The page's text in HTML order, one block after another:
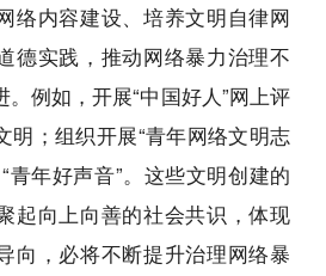
络内容建设、培养文明自律网
德实践，推动网络暴力治理不
例如，开展“中国好人”网上评
明；组织开展“青年网络文明志
青年好声音”。这些文明创建的
起向上向善的社会共识，体现
向，必将不断提升治理网络暴